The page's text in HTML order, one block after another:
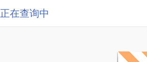
正在查询中